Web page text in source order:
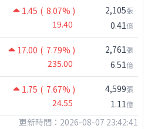
1.45 ( 8.07% )
19.40
2,105張
0.41億
17.00 ( 7.79% )
235.00
2,761張
6.51億
1.75 ( 7.67% )
24.55
4,599張
1.11億
更新時間：2026-08-07 23:42:41